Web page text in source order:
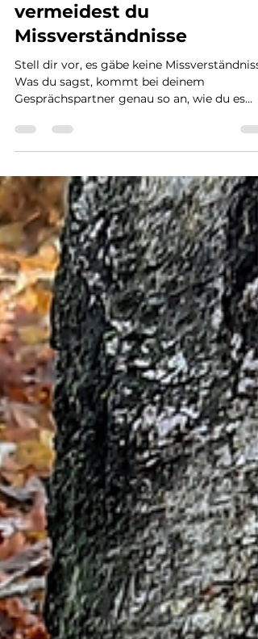
Klare Kommunikation: So
vermeidest du
Missverständnisse
Stell dir vor, es gäbe keine
Gesprächspartner genau so an, wie du es
meinst. Und zwar nicht nur der sachliche
Absichten und Appelle – alles, was zwischen
den Zeilen transportiert wird. Wäre das gut?
Spontan kommt jetzt vielleicht ein „na klar“.
Aber bist du dir wirklich sicher? Manchmal
wollen wir gar nicht klar kommunizieren.
Vielleicht, weil in uns diese Klarheit gar
ist. Oder weil